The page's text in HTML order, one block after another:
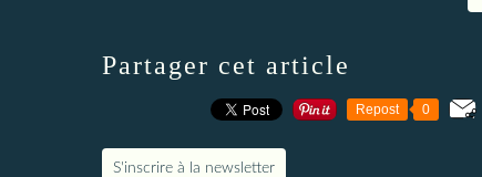
Partager cet article
Repost 0
S'inscrire à la newsletter